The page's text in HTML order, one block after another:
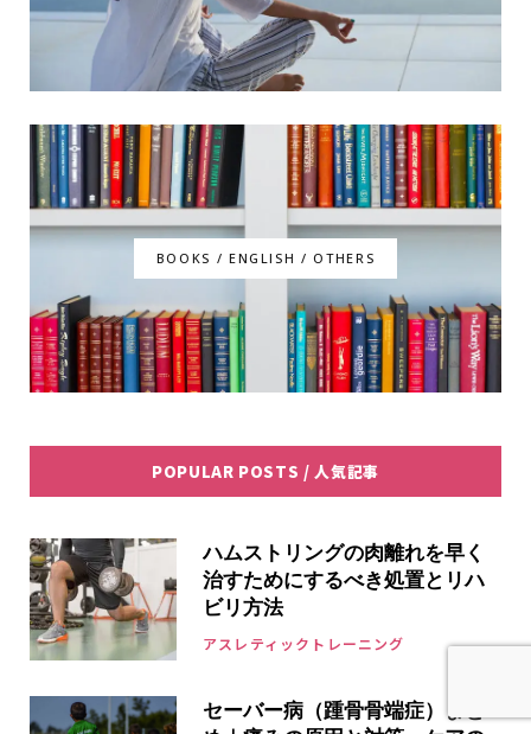
BOOKS / ENGLISH / OTHERS
POPULAR POSTS / 人気記事
ハムストリングの肉離れを早く
治すためにするべき処置とリハ
ビリ方法
アスレティックトレーニング
セーバー病（踵骨骨端症）まと